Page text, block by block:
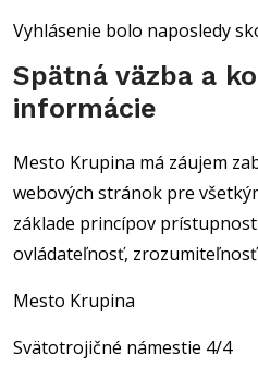
Vyhlásenie bolo naposledy
Spätná väzba a
informácie
Mesto Krupina má záujem
webových stránok pre
základe princípov
ovládateľnosť,
Mesto Krupina
Svätotrojičné námestie 4/4